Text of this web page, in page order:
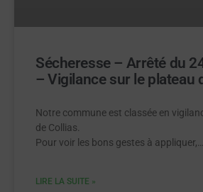
Sécheresse – Arrêté du
– Vigilance sur le plateau
Notre commune est classée en
de Collias.
Pour voir les bons gestes à appliquer,…
LIRE LA SUITE »